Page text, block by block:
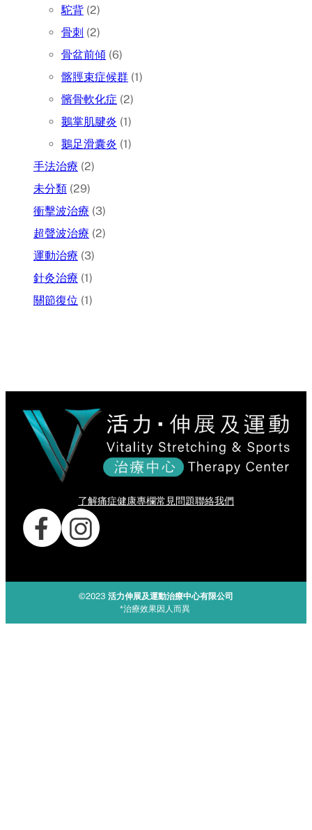
駝背 (2)
骨刺 (2)
骨盆前傾 (6)
髂脛束症候群 (1)
髕骨軟化症 (2)
鵝掌肌腱炎 (1)
鵝足滑囊炎 (1)
手法治療 (2)
未分類 (29)
衝擊波治療 (3)
超聲波治療 (2)
運動治療 (3)
針灸治療 (1)
關節復位 (1)
了解痛症健康專欄常見問題聯絡我們
©2023 活力伸展及運動治療中心有限公司
*治療效果因人而異